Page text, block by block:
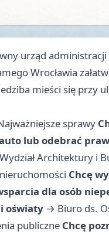
urząd
Wrocławia
mieści się przy
sprawy
lub odebrać
Wydział Architektury i
Chcę
dla osób
oświaty → Biuro ds.
publiczne Chcę